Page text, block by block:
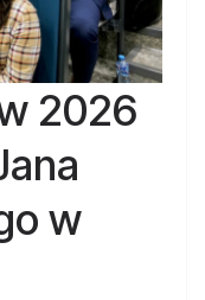
2026
w